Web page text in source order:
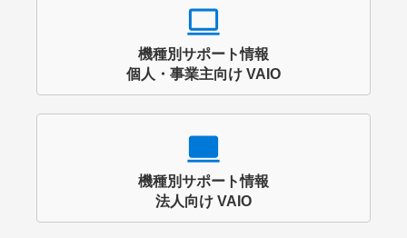
computer
機種別サポート情報
個人・事業主向け VAIO
computer
機種別サポート情報
法人向け VAIO